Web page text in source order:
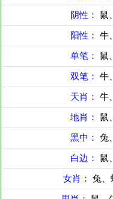
阴性： 鼠
阳性： 牛
单笔： 鼠
双笔： 牛
天肖： 牛
地肖： 鼠
黑中： 兔
白边： 鼠
女肖： 兔、